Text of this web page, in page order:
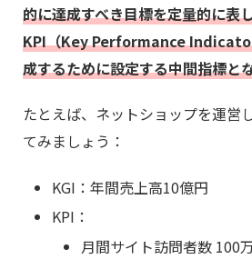
的に達成すべき目標を定量的に表
KPI（Key Performance
成するために設定する中間指標と
たとえば、ネットショップを運営
てみましょう：
KGI：年間売上高10億円
KPI：
月間サイト訪問者数 100